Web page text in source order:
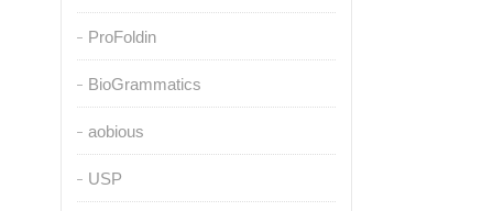
ProFoldin
BioGrammatics
aobious
USP